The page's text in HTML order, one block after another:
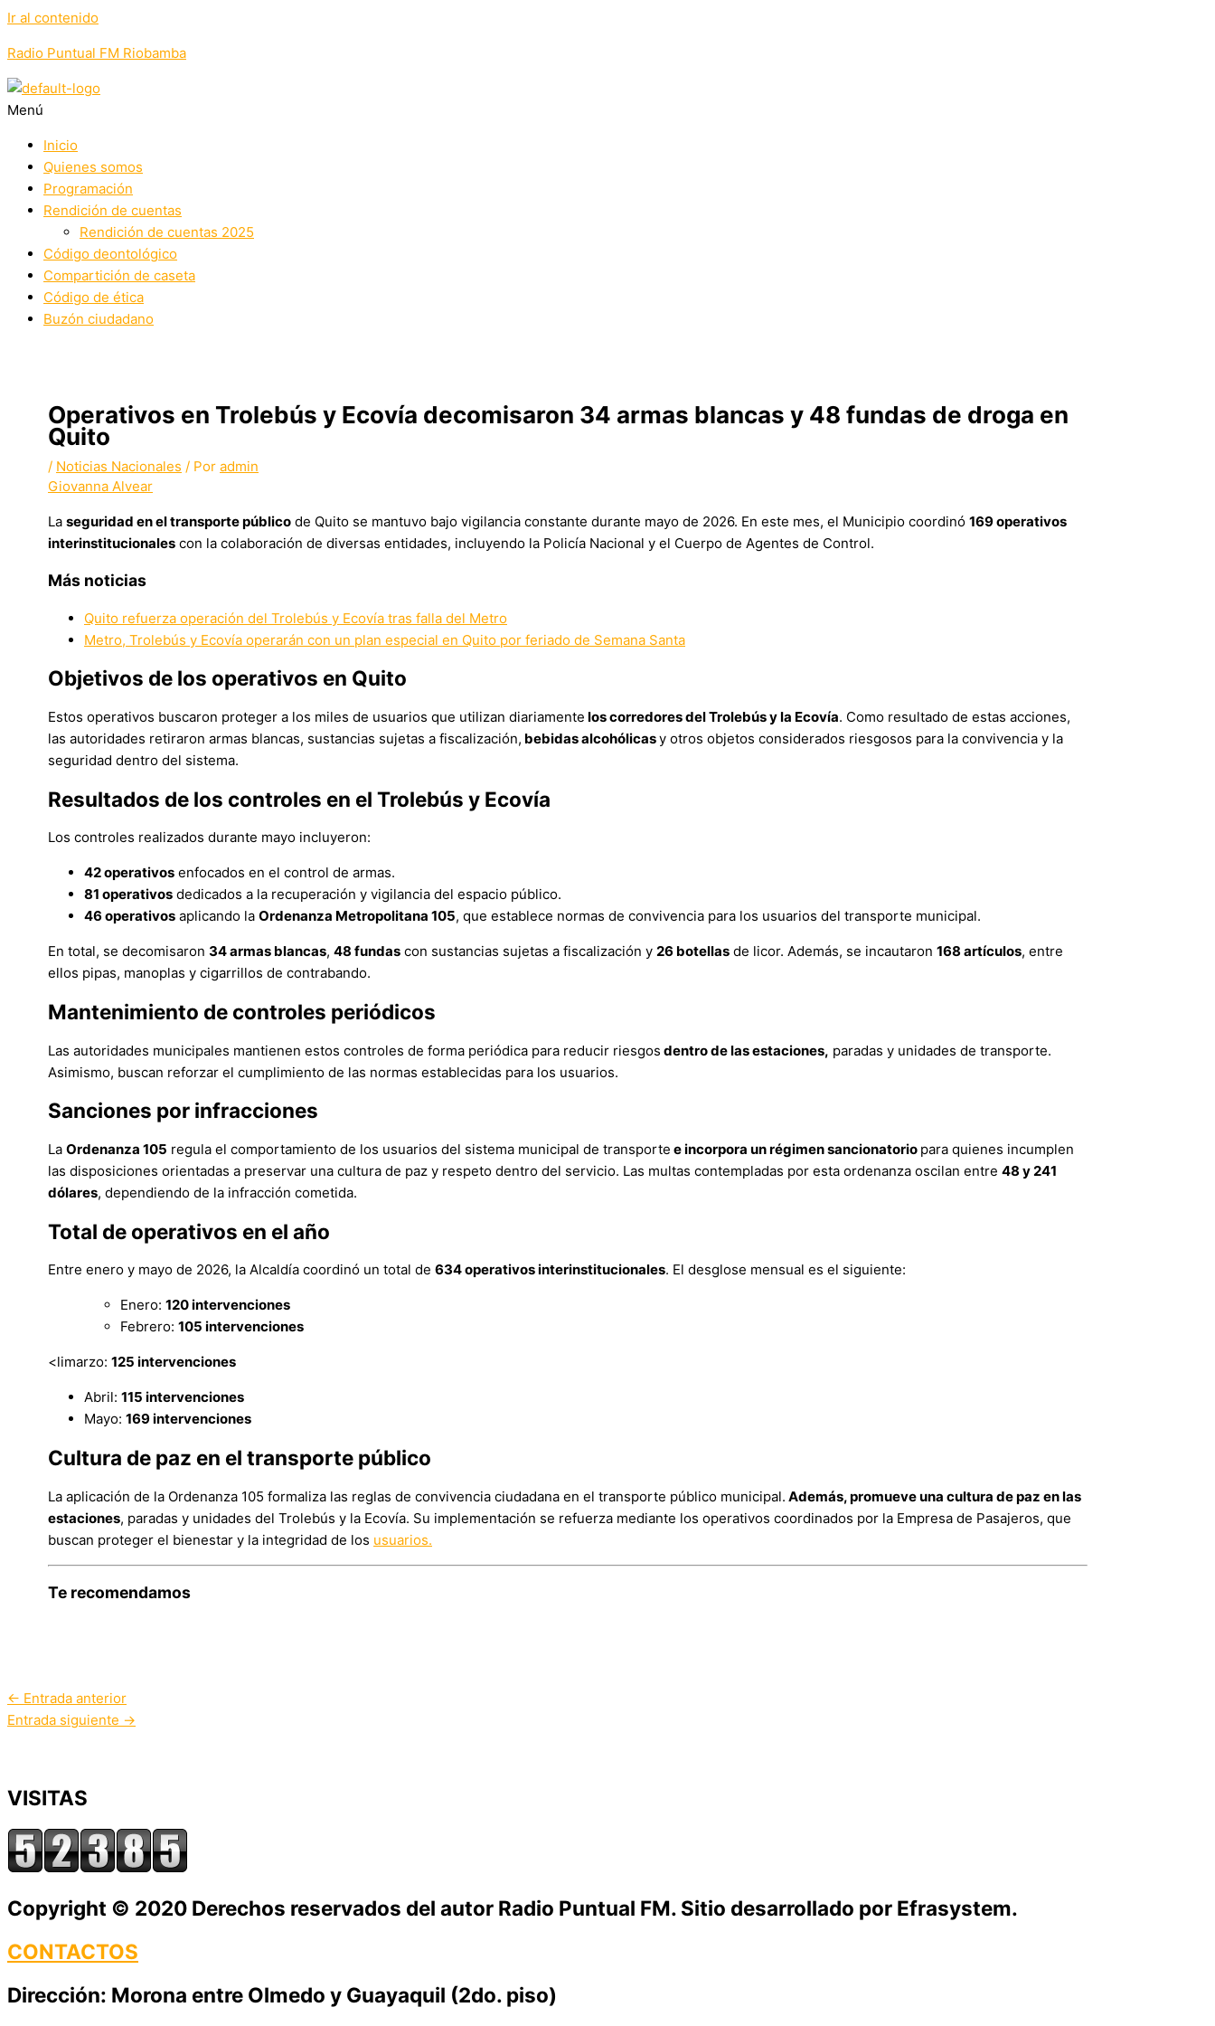
Ir al contenido
Radio Puntual FM Riobamba
Menú
Inicio
Quienes somos
Programación
Rendición de cuentas
Rendición de cuentas 2025
Código deontológico
Compartición de caseta
Código de ética
Buzón ciudadano
Operativos en Trolebús y Ecovía decomisaron 34 armas blancas y 48 fundas de droga en
Quito
/ Noticias Nacionales / Por admin
Giovanna Alvear
La seguridad en el transporte público de Quito se mantuvo bajo vigilancia constante durante mayo de 2026. En este mes, el Municipio coordinó 169 operativos
interinstitucionales con la colaboración de diversas entidades, incluyendo la Policía Nacional y el Cuerpo de Agentes de Control.
Más noticias
Quito refuerza operación del Trolebús y Ecovía tras falla del Metro
Metro, Trolebús y Ecovía operarán con un plan especial en Quito por feriado de Semana Santa
Objetivos de los operativos en Quito
Estos operativos buscaron proteger a los miles de usuarios que utilizan diariamente los corredores del Trolebús y la Ecovía. Como resultado de estas acciones,
las autoridades retiraron armas blancas, sustancias sujetas a fiscalización, bebidas alcohólicasy otros objetos considerados riesgosos para la convivencia y la
seguridad dentro del sistema.
Resultados de los controles en el Trolebús y Ecovía
Los controles realizados durante mayo incluyeron:
42 operativos enfocados en el control de armas.
81 operativos dedicados a la recuperación y vigilancia del espacio público.
46 operativos aplicando la Ordenanza Metropolitana 105, que establece normas de convivencia para los usuarios del transporte municipal.
En total, se decomisaron 34 armas blancas, 48 fundas con sustancias sujetas a fiscalización y 26 botellas de licor. Además, se incautaron 168 artículos, entre
ellos pipas, manoplas y cigarrillos de contrabando.
Mantenimiento de controles periódicos
Las autoridades municipales mantienen estos controles de forma periódica para reducir riesgos dentro de las estaciones, paradas y unidades de transporte.
Asimismo, buscan reforzar el cumplimiento de las normas establecidas para los usuarios.
Sanciones por infracciones
La Ordenanza 105 regula el comportamiento de los usuarios del sistema municipal de transporte e incorpora un régimen sancionatorio para quienes incumplen
las disposiciones orientadas a preservar una cultura de paz y respeto dentro del servicio. Las multas contempladas por esta ordenanza oscilan entre 48 y 241
dólares, dependiendo de la infracción cometida.
Total de operativos en el año
Entre enero y mayo de 2026, la Alcaldía coordinó un total de 634 operativos interinstitucionales. El desglose mensual es el siguiente:
Enero: 120 intervenciones
Febrero: 105 intervenciones
<limarzo: 125 intervenciones
Abril: 115 intervenciones
Mayo: 169 intervenciones
Cultura de paz en el transporte público
La aplicación de la Ordenanza 105 formaliza las reglas de convivencia ciudadana en el transporte público municipal. Además, promueve una cultura de paz en las
estaciones, paradas y unidades del Trolebús y la Ecovía. Su implementación se refuerza mediante los operativos coordinados por la Empresa de Pasajeros, que
buscan proteger el bienestar y la integridad de los usuarios.
Te recomendamos
← Entrada anterior
Entrada siguiente →
VISITAS
Copyright © 2020 Derechos reservados del autor Radio Puntual FM. Sitio desarrollado por Efrasystem.​
CONTACTOS
Dirección: Morona entre Olmedo y Guayaquil (2do. piso)